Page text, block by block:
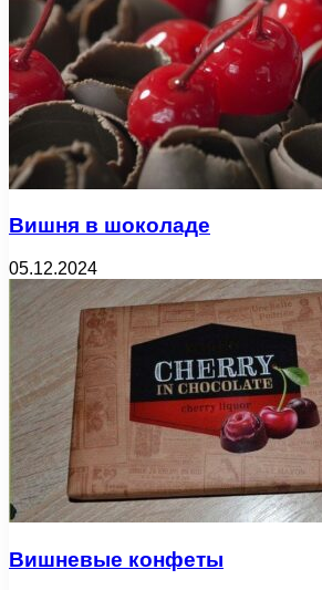
Вишня в шоколаде
05.12.2024
Вишневые конфеты